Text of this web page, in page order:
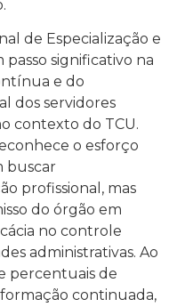
de Especialização e
significativo na
e do
dos servidores
contexto do TCU.
o esforço
buscar
profissional, mas
do órgão em
no controle
administrativas. Ao
percentuais de
continuada,